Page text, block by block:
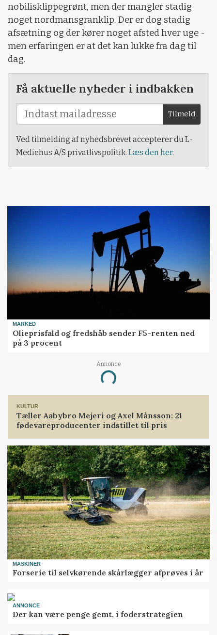
nobilisklippegrønt, men der mangler stadig
noget nordmansgranklip. Der er dog stadig
afsætning og der kører noget afsted hver uge -
men erfaringen er at det kan lukke fra dag til
dag.
Få aktuelle nyheder i indbakken
Tilmeld
Ved tilmelding af nyhedsbrevet accepterer du L-
Mediehus A/S privatlivspolitik. Læs den her.
MARKED
Olieprisfald og fredshåb sender F5-renten ned
på 3 procent
Annonce
Loading...
KULTUR
Tæller Aabybro Mejeri og Axel Månsson: 21
fødevareproducenter indstillet til pris
MASKINER
Forserie til selvkørende skårlægger afprøves i år
ANNONCE
Der kan være penge gemt, i foderstrategien